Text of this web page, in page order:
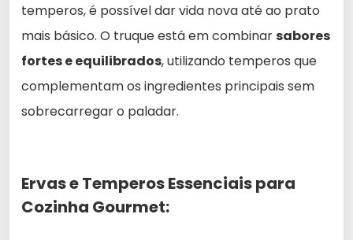
temperos, é possível dar vida nova até ao prato
mais básico. O truque está em combinarsabores
fortes e equilibrados, utilizando temperos que
complementam os ingredientes principais sem
sobrecarregar o paladar.
Ervas e Temperos Essenciais para
Cozinha Gourmet: